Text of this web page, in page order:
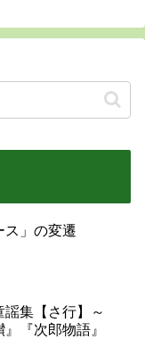
ス」の変遷
集【さ行】～
』『次郎物語』